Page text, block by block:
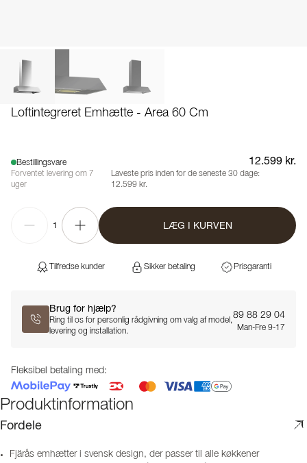
Loftintegreret Emhætte - Area 60 Cm
Bestillingsvare
Forventet levering om 7
uger
12.599 kr.
Laveste pris inden for de seneste 30 dage:
12.599 kr.
1 LÆG I KURVEN
Tilfredse kunder Sikker betaling Prisgaranti
Brug for hjælp?
Ring til os for personlig rådgivning om valg af model,
levering og installation.
89 88 29 04
Man-Fre 9-17
Fleksibel betaling med:
Produktinformation
Fordele
Fjärås emhætter i svensk design, der passer til alle køkkener